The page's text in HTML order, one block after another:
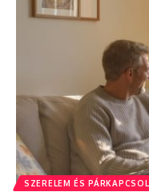
SZERELEM ÉS